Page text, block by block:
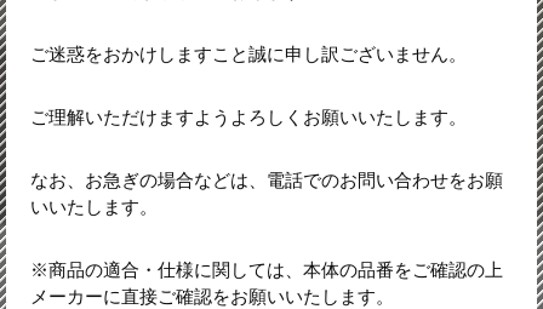
ご迷惑をおかけしますこと誠に申し訳ございません。
ご理解いただけますようよろしくお願いいたします。
なお、お急ぎの場合などは、電話でのお問い合わせをお願
いいたします。
※商品の適合・仕様に関しては、本体の品番をご確認の上
メーカーに直接ご確認をお願いいたします。